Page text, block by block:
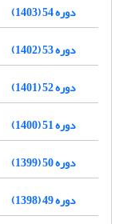
دوره 54 (1403)
دوره 53 (1402)
دوره 52 (1401)
دوره 51 (1400)
دوره 50 (1399)
دوره 49 (1398)